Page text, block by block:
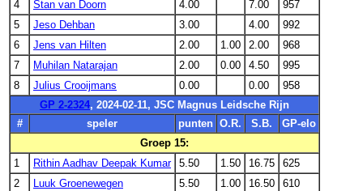
4
Stan van Doorn 4.00 7.00
957
5
Jeso Dehban 3.00 4.00
992
6
Jens van Hilten 2.00 1.00 2.00
968
7
Muhilan Natarajan 2.00 0.00 4.50
995
8
Julius Crooijmans 0.00 0.00
958
GP 2-2324, 2024-02-11, JSC Magnus Leidsche Rijn
#
speler punten O.R. S.B.
GP-elo
Groep 15:
1
Rithin Aadhav Deepak Kumar 5.50 1.50 16.75
625
2
Luuk Groenewegen 5.50 1.00 16.50
610